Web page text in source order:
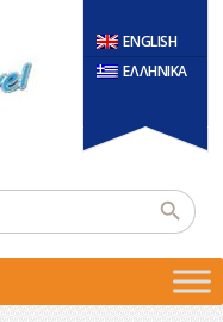
ENGLISH
ΕΛΛΗΝΙΚΑ